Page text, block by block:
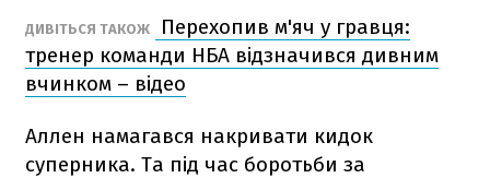
ДИВІТЬСЯ ТАКОЖ
Перехопив м'яч у гравця:
тренер команди НБА відзначився дивним
вчинком – відео
Аллен намагався накривати кидок
суперника. Та під час боротьби за